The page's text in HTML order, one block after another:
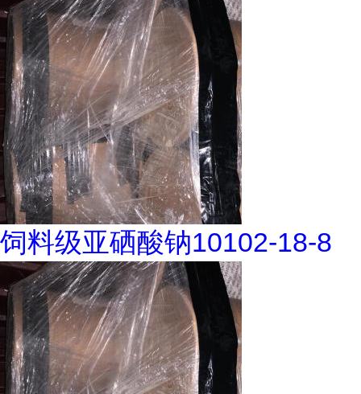
饲料级亚硒酸钠10102-18-8